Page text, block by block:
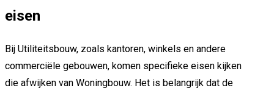
eisen
Bij Utiliteitsbouw, zoals kantoren, winkels en andere
commerciële gebouwen, komen specifieke eisen kijken
die afwijken van Woningbouw. Het is belangrijk dat de